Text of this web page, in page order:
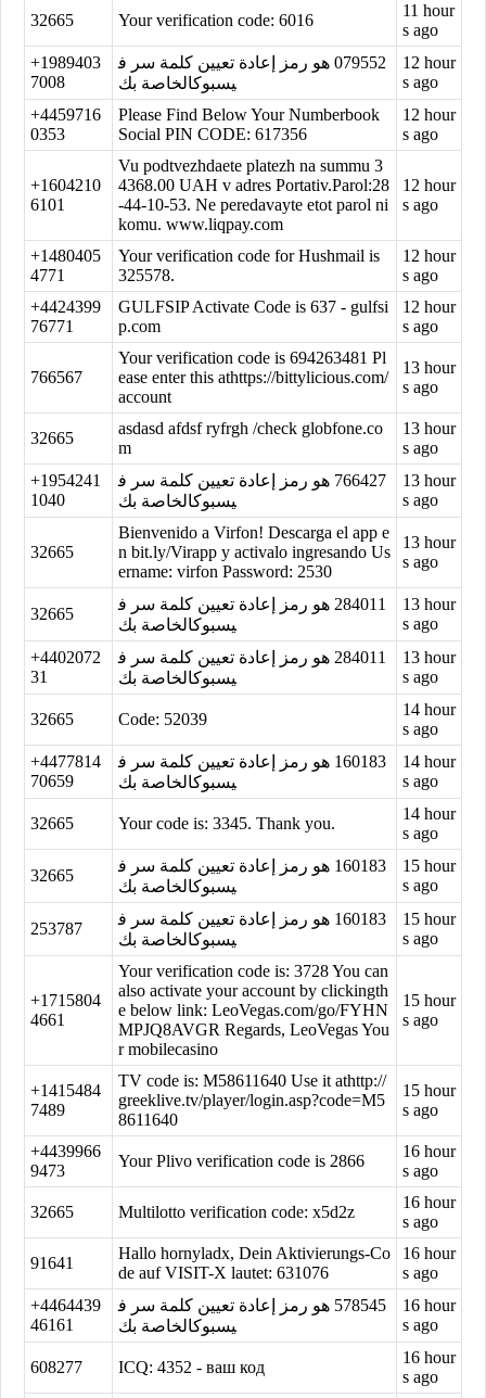
32665 Your verification code: 6016
11 hour
s ago
+1989403
7008
‏079552‏ هو رمز إعادة تعيين كلمة سر ف
يسبوكالخاصة بك
12 hour
s ago
+4459716
0353
Please Find Below Your Numberbook
Social PIN CODE: 617356
12 hour
s ago
+1604210
6101
Vu podtvezhdaete platezh na summu 3
4368.00 UAH v adres Portativ.Parol:28
-44-10-53. Ne peredavayte etot parol ni
komu. www.liqpay.com
12 hour
s ago
+1480405
4771
Your verification code for Hushmail is
325578.
12 hour
s ago
+4424399
76771
GULFSIP Activate Code is 637 - gulfsi
p.com
12 hour
s ago
766567
Your verification code is 694263481 Pl
ease enter this athttps://bittylicious.com/
account
13 hour
s ago
32665
asdasd afdsf ryfrgh /check globfone.co
m
13 hour
s ago
+1954241
1040
‏766427‏ هو رمز إعادة تعيين كلمة سر ف
يسبوكالخاصة بك
13 hour
s ago
32665
Bienvenido a Virfon! Descarga el app e
n bit.ly/Virapp y activalo ingresando Us
ername: virfon Password: 2530
13 hour
s ago
32665
‏284011‏ هو رمز إعادة تعيين كلمة سر ف
يسبوكالخاصة بك
13 hour
s ago
+4402072
31
‏284011‏ هو رمز إعادة تعيين كلمة سر ف
يسبوكالخاصة بك
13 hour
s ago
32665 Code: 52039
14 hour
s ago
+4477814
70659
‏160183‏ هو رمز إعادة تعيين كلمة سر ف
يسبوكالخاصة بك
14 hour
s ago
32665 Your code is: 3345. Thank you.
14 hour
s ago
32665
‏160183‏ هو رمز إعادة تعيين كلمة سر ف
يسبوكالخاصة بك
15 hour
s ago
253787
‏160183‏ هو رمز إعادة تعيين كلمة سر ف
يسبوكالخاصة بك
15 hour
s ago
+1715804
4661
Your verification code is: 3728 You can
also activate your account by clickingth
e below link: LeoVegas.com/go/FYHN
MPJQ8AVGR Regards, LeoVegas You
r mobilecasino
15 hour
s ago
+1415484
7489
TV code is: M58611640 Use it athttp://
greeklive.tv/player/login.asp?code=M5
8611640
15 hour
s ago
+4439966
9473
Your Plivo verification code is 2866
16 hour
s ago
32665 Multilotto verification code: x5d2z
16 hour
s ago
91641
Hallo hornyladx, Dein Aktivierungs-Co
de auf VISIT-X lautet: 631076
16 hour
s ago
+4464439
46161
‏578545‏ هو رمز إعادة تعيين كلمة سر ف
يسبوكالخاصة بك
16 hour
s ago
608277 ICQ: 4352 - ваш код
16 hour
s ago